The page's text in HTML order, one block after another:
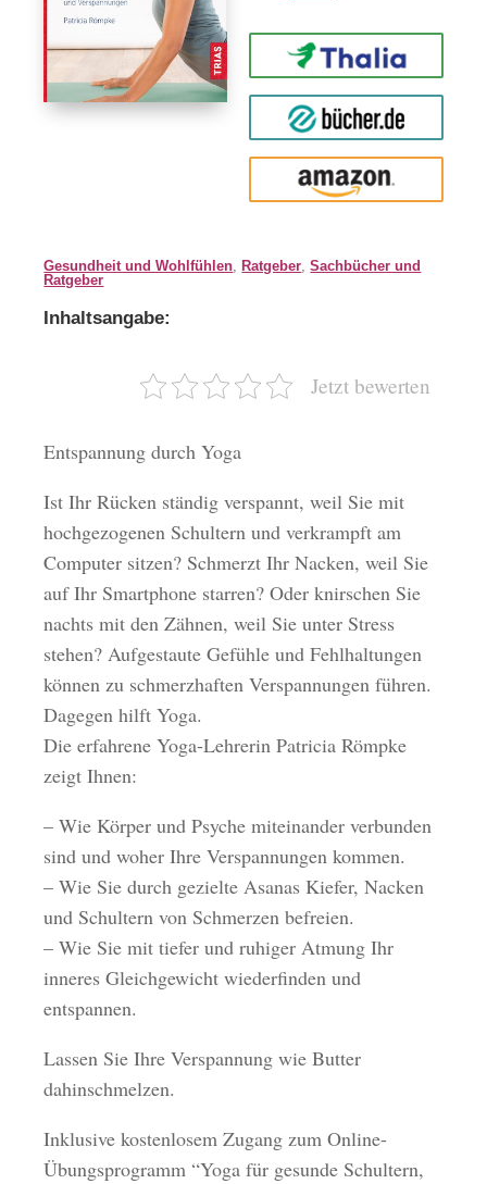
Thalia
buecher.de
Amazon
Gesundheit und Wohlfühlen, Ratgeber,Sachbücher und
Ratgeber
Inhaltsangabe:
Jetzt bewerten
Entspannung durch Yoga
Ist Ihr Rücken ständig verspannt, weil Sie mit
hochgezogenen Schultern und verkrampft am
Computer sitzen? Schmerzt Ihr Nacken, weil Sie
auf Ihr Smartphone starren? Oder knirschen Sie
nachts mit den Zähnen, weil Sie unter Stress
stehen? Aufgestaute Gefühle und Fehlhaltungen
können zu schmerzhaften Verspannungen führen.
Dagegen hilft Yoga.
Die erfahrene Yoga-Lehrerin Patricia Römpke
zeigt Ihnen:
– Wie Körper und Psyche miteinander verbunden
sind und woher Ihre Verspannungen kommen.
– Wie Sie durch gezielte Asanas Kiefer, Nacken
und Schultern von Schmerzen befreien.
– Wie Sie mit tiefer und ruhiger Atmung Ihr
inneres Gleichgewicht wiederfinden und
entspannen.
Lassen Sie Ihre Verspannung wie Butter
dahinschmelzen.
Inklusive kostenlosem Zugang zum Online-
Übungsprogramm “Yoga für gesunde Schultern,